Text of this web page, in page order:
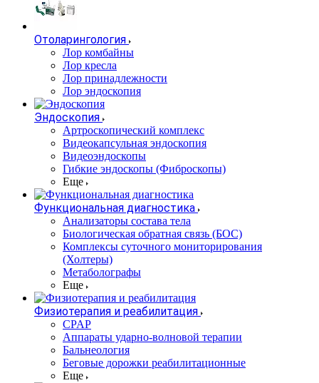
Отоларингология
Лор комбайны
Лор кресла
Лор принадлежности
Лор эндоскопия
Эндоскопия
Артроскопический комплекс
Видеокапсульная эндоскопия
Видеоэндоскопы
Гибкие эндоскопы (Фиброcкопы)
Еще
Функциональная диагностика
Анализаторы состава тела
Биологическая обратная связь (БОС)
Комплексы суточного мониторирования
(Холтеры)
Метаболографы
Еще
Физиотерапия и реабилитация
CPAP
Аппараты ударно-волновой терапии
Бальнеология
Беговые дорожки реабилитационные
Еще